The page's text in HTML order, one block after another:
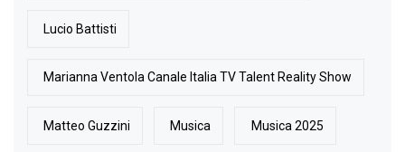
Lucio Battisti
Marianna Ventola Canale Italia TV Talent Reality Show
Matteo Guzzini Musica Musica 2025